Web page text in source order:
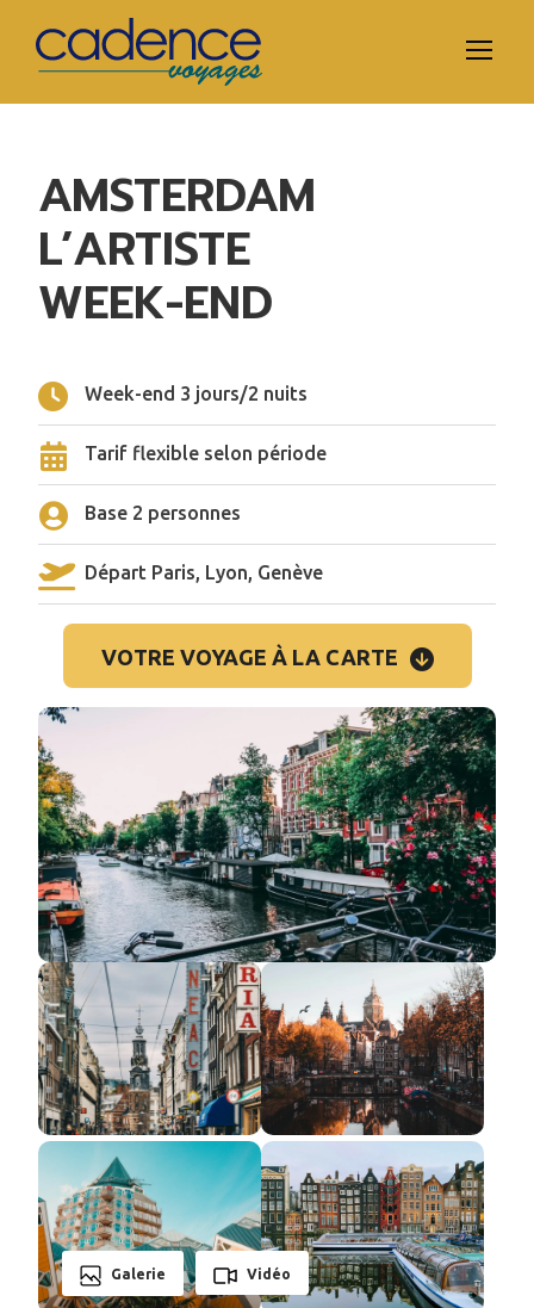
AMSTERDAM
L’ARTISTE
WEEK-END
Week-end 3 jours/2 nuits
Tarif flexible selon période
Base 2 personnes
Départ Paris, Lyon, Genève
VOTRE VOYAGE À LA CARTE
Galerie Vidéo